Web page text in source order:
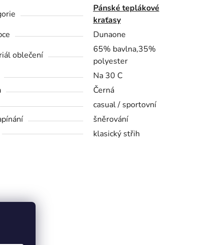
Pánské teplákové
kraťasy
Dunaone
oblečení
65% bavlna,35%
polyester
Na 30 C
Černá
casual / sportovní
šněrování
klasický střih